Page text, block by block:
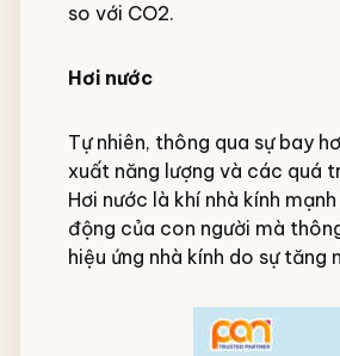
so với CO2.
Hơi nước
Tự nhiên, thông qua sự bay
xuất năng lượng và các quá
Hơi nước là khí nhà kính
động của con người mà
hiệu ứng nhà kính do sự